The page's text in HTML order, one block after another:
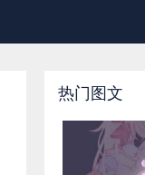
热门图文